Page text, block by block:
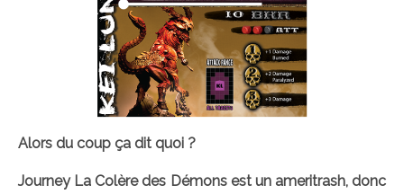
Alors du coup ça dit quoi ?
Journey La Colère des Démons est un ameritrash, donc